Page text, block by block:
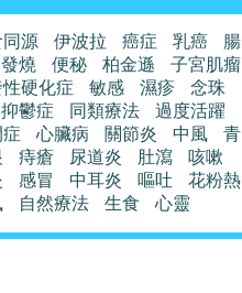
源 伊波拉 癌症 乳癌
腸
發燒
便秘 柏金遜
子宮肌瘤
硬化症
敏感 濕疹
念珠
抑鬱症
同類療法
過度活躍
心臟病 關節炎 中風
青
痔瘡 尿道炎 肚瀉
咳嗽
感冒 中耳炎 嘔吐
花粉熱
自然療法 生食 心靈